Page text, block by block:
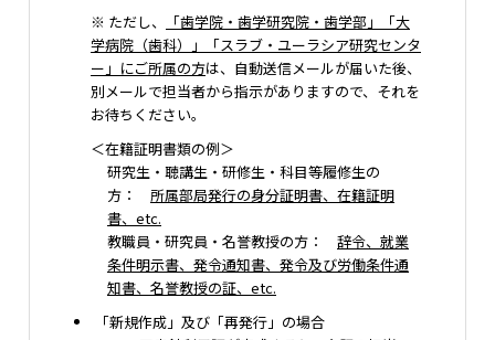
※ ただし、
「歯学院・歯学研究院・歯学部」「大
学病院（歯科）」「スラブ・ユーラシア研究センタ
ー」にご所属の方は、自動送信メールが届いた後、
別メールで担当者から指示がありますので、それを
お待ちください。
＜在籍証明書類の例＞
研究生・聴講生・研修生・科目等履修生の
方： 所属部局発行の身分証明書、在籍証明
書、etc.
教職員・研究員・名誉教授の方： 辞令、就業
条件明示書、発令通知書、発令及び労働条件通
知書、名誉教授の証、etc.
「新規作成」及び「再発行」の場合